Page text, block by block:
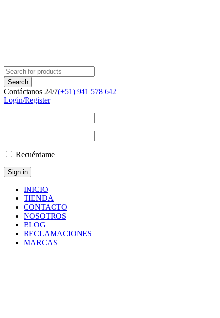
Contáctanos 24/7(+51) 941 578 642
Login/Register
Recuérdame
INICIO
TIENDA
CONTACTO
NOSOTROS
BLOG
RECLAMACIONES
MARCAS